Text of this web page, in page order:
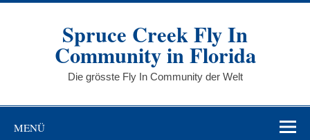
Zum
Spruce Creek Fly In
Community in Florida
Die grösste Fly In Community der Welt
MENÜ